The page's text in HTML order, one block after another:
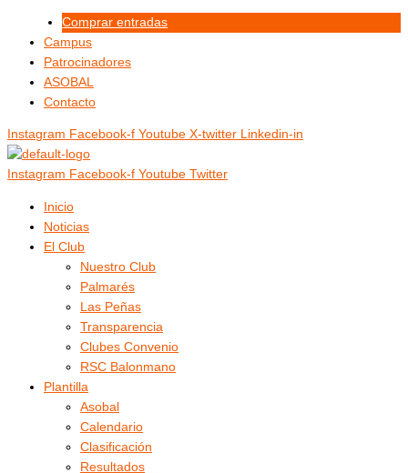
contenido
Comprar entradas
Campus
Patrocinadores
ASOBAL
Contacto
Instagram Facebook-f Youtube X-twitter Linkedin-in
Instagram Facebook-f Youtube Twitter
Inicio
Noticias
El Club
Nuestro Club
Palmarés
Las Peñas
Transparencia
Clubes Convenio
RSC Balonmano
Plantilla
Asobal
Calendario
Clasificación
Resultados